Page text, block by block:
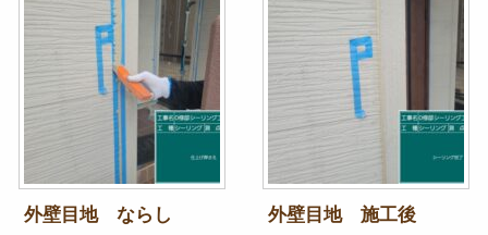
外壁目地 ならし 外壁目地 施工後